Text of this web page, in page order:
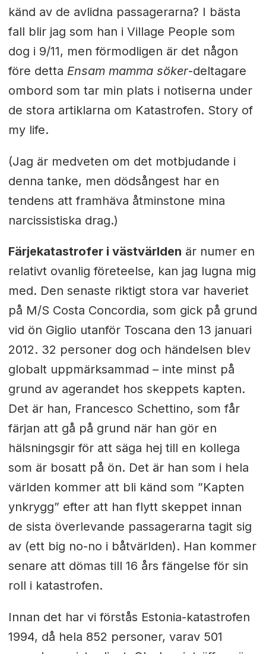
känd av de avlidna passagerarna? I bästa
fall blir jag som han i Village People som
dog i 9/11, men förmodligen är det någon
före detta Ensam mamma söker-deltagare
ombord som tar min plats i notiserna under
de stora artiklarna om Katastrofen. Story of
my life.
(Jag är medveten om det motbjudande i
denna tanke, men dödsångest har en
tendens att framhäva åtminstone mina
narcissistiska drag.)
Färjekatastrofer i västvärlden är numer en
relativt ovanlig företeelse, kan jag lugna mig
med. Den senaste riktigt stora var haveriet
på M/S Costa Concordia, som gick på grund
vid ön Giglio utanför Toscana den 13 januari
2012. 32 personer dog och händelsen blev
globalt uppmärksammad – inte minst på
grund av agerandet hos skeppets kapten.
Det är han, Francesco Schettino, som får
färjan att gå på grund när han gör en
hälsningsgir för att säga hej till en kollega
som är bosatt på ön. Det är han som i hela
världen kommer att bli känd som ”Kapten
ynkrygg” efter att han flytt skeppet innan
de sista överlevande passagerarna tagit sig
av (ett big no-no i båtvärlden). Han kommer
senare att dömas till 16 års fängelse för sin
roll i katastrofen.
Innan det har vi förstås Estonia-katastrofen
1994, då hela 852 personer, varav 501